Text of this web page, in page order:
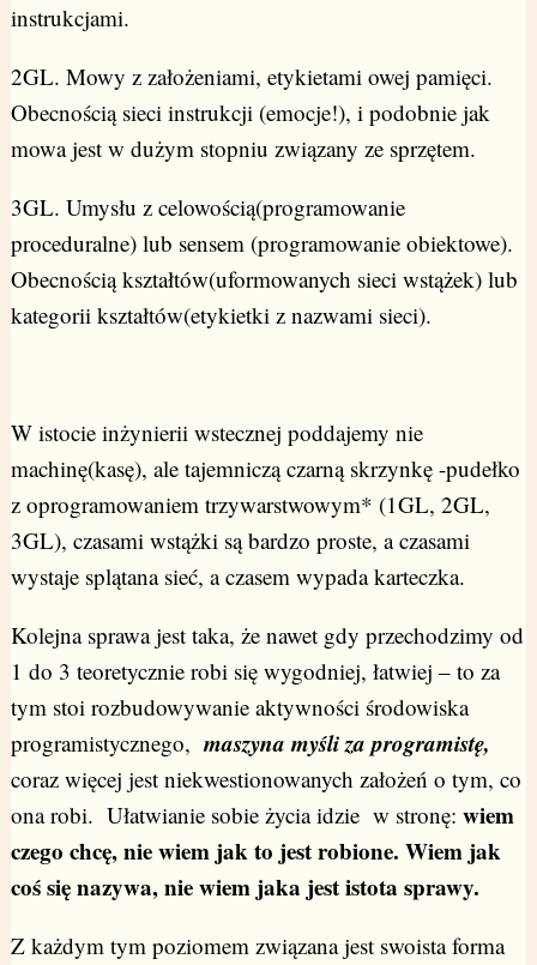
instrukcjami.
2GL. Mowy z założeniami, etykietami owej pamięci.
Obecnością sieci instrukcji (emocje!), i podobnie jak
mowa jest w dużym stopniu związany ze sprzętem.
3GL. Umysłu z celowością(programowanie
proceduralne) lub sensem (programowanie obiektowe).
Obecnością kształtów(uformowanych sieci wstążek) lub
kategorii kształtów(etykietki z nazwami sieci).
W istocie inżynierii wstecznej poddajemy nie
machinę(kasę), ale tajemniczą czarną skrzynkę -pudełko
z oprogramowaniem trzywarstwowym* (1GL, 2GL,
3GL), czasami wstążki są bardzo proste, a czasami
wystaje splątana sieć, a czasem wypada karteczka.
Kolejna sprawa jest taka, że nawet gdy przechodzimy od
1 do 3 teoretycznie robi się wygodniej, łatwiej – to za
tym stoi rozbudowywanie aktywności środowiska
programistycznego,maszyna myśli za programistę,
coraz więcej jest niekwestionowanych założeń o tym, co
ona robi. Ułatwianie sobie życia idzie w stronę: wiem
czego chcę, nie wiem jak to jest robione. Wiem jak
coś się nazywa, nie wiem jaka jest istota sprawy.
Z każdym tym poziomem związana jest swoista forma